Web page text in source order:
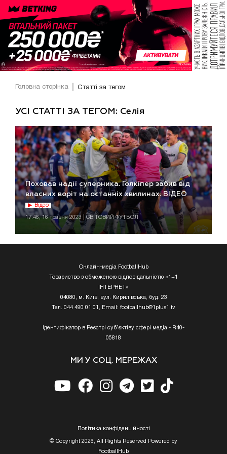
Головна сторінка Статті за тегом
УСІ СТАТТІ ЗА ТЕГОМ: Селія
Поховав надії суперника. Голкіпер забив від
власних воріт на останніх хвилинах. ВІДЕО
Відео
17:46, 16 травня 2023 | СВІТОВИЙ ФУТБОЛ
Онлайн-медіа FootballHub
Товариство з обмеженою відповідальністю «1+1
ІНТЕРНЕТ»
04080, м. Київ, вул. Кирилівська, буд. 23
Тел. 044 490 01 01, Email: footballhub@1plus1.tv
Ідентифікатор в Реєстрі суб’єктіву сфері медіа - R40-
05818
МИ У СОЦ. МЕРЕЖАХ
Полiтика конфiденцiйностi
© Copyright 2026, All Rights Reserved Powered by
FootballHub